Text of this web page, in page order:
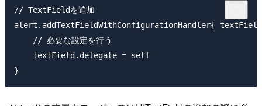
// TextFieldを追加
alert.addTextFieldWithConfigurationHandler{
    // 必要な設定を行う
    textField.delegate = self